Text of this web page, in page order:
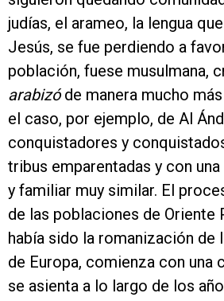
judías, el arameo, la lengua
Jesús, se fue perdiendo a
población, fuese musulmana,
arabizó de manera mucho
el caso, por ejemplo, de Al
conquistadores y
tribus emparentadas y con
y familiar muy similar. El
de las poblaciones de
había sido la romanización de
de Europa, comienza con una
se asienta a lo largo de los